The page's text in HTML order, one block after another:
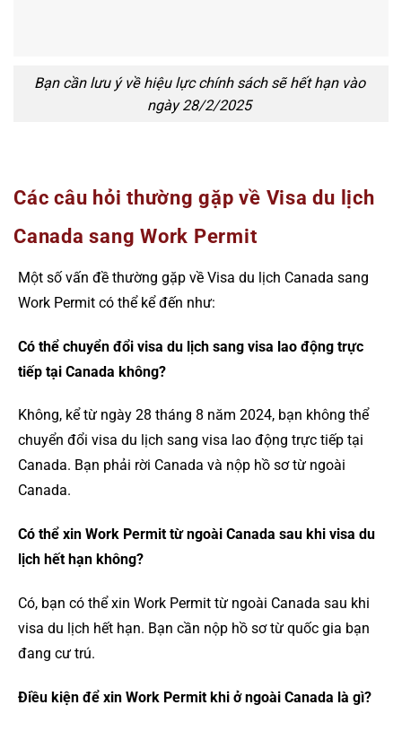
Bạn cần lưu ý về hiệu lực chính sách sẽ hết hạn vào
ngày 28/2/2025
Các câu hỏi thường gặp về Visa du lịch
Canada sang Work Permit
Một số vấn đề thường gặp về Visa du lịch Canada sang
Work Permit có thể kể đến như:
Có thể chuyển đổi visa du lịch sang visa lao động trực
tiếp tại Canada không?
Không, kể từ ngày 28 tháng 8 năm 2024, bạn không thể
chuyển đổi visa du lịch sang visa lao động trực tiếp tại
Canada. Bạn phải rời Canada và nộp hồ sơ từ ngoài
Canada.
Có thể xin Work Permit từ ngoài Canada sau khi visa du
lịch hết hạn không?
Có, bạn có thể xin Work Permit từ ngoài Canada sau khi
visa du lịch hết hạn. Bạn cần nộp hồ sơ từ quốc gia bạn
đang cư trú.
Điều kiện để xin Work Permit khi ở ngoài Canada là gì?